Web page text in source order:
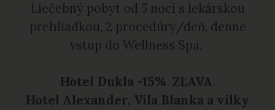
Liečebný pobyt od 5 nocí s lekárskou
prehliadkou, 2 procedúry/deň, denne
vstup do Wellness Spa.
Hotel Dukla -15% ZĽAVA.
Hotel Alexander, Vila Blanka a vilky